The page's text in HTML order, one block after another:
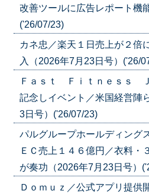
改善ツールに広告レポート機
('26/07/23)
カネ忠／楽天１日売上が２倍
入（2026年7月23日号）('26/
Ｆａｓｔ Ｆｉｔｎｅｓｓ
記念しイベント／米国経営陣
3日号）('26/07/23)
パルグループホールディン
ＥＣ売上１４６億円／衣料・
が奏功（2026年7月23日号）
Ｄｏｍｕｚ／公式アプリ提供